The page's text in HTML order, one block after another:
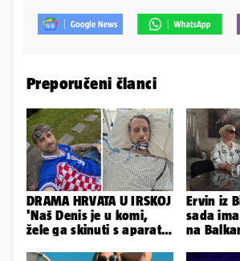
Preporučeni članci
DRAMA HRVATA U IRSKOJ
'Naš Denis je u komi,
žele ga skinuti s aparata!
Ervin iz
sada
na